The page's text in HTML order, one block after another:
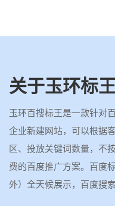
关于玉环标
玉环百搜标王是一款针对
企业新建网站，可以根据
区、投放关键词数量，不
费的百度推广方案。百度
外）全天候展示，百度搜